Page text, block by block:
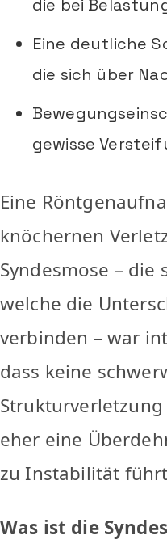
die bei
Eine deutliche
die sich über
gewisse
Eine
knöchernen
Syndesmose – die
welche die
verbinden – war
dass keine
eher eine
zu Instabilität
Was ist die